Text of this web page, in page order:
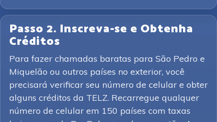
Passo 2. Inscreva-se e Obtenha
Créditos
Para fazer chamadas baratas para São Pedro e
Miquelão ou outros países no exterior, você
precisará verificar seu número de celular e obter
alguns créditos da TELZ. Recarregue qualquer
número de celular em 150 países com taxas